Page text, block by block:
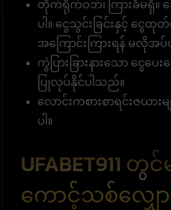
တိုက်ရိုက်ဝဘ်၊ ကြားခံမရှိ။
ပါ။ ငွေသွင်းခြင်းနှင့် ငွေထု
အကြောင်းကြားရန် မလိုအပ်ပ
ကွဲပြားခြားနားသော ငွေ
ပြုလုပ်နိုင်ပါသည်။
လောင်းကစားစာရင်းဇယား
ပါ။
UFABET911
ကောင့်သစ်လျှေ